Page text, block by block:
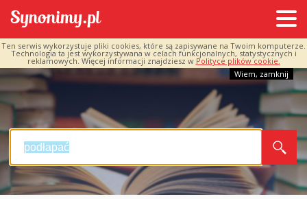
Ten serwis wykorzystuje pliki cookies, które są zapisywane na Twoim komputerze.
Technologia ta jest wykorzystywana w celach funkcjonalnych, statystycznych i
reklamowych. Więcej informacji znajdziesz w Polityce plików cookie.
Wiem, zamknij